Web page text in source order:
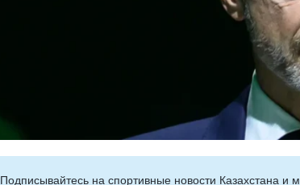
Подписывайтесь на cпортивные новости Казахстана и